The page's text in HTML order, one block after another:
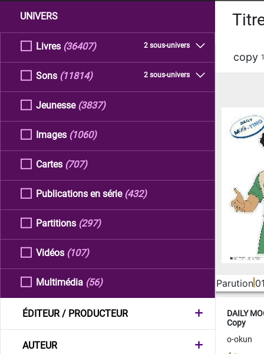
UNIVERS
Livres 2 sous-univers
(36407)
Sons 2 sous-univers
(11814)
Jeunesse (3837)
Images (1060)
Cartes (707)
Publications en série (432)
Partitions (297)
Vidéos (107)
Multimédia (56)
ÉDITEUR / PRODUCTEUR
AUTEUR
copy
Parution
DAILY
Copy
o-okun